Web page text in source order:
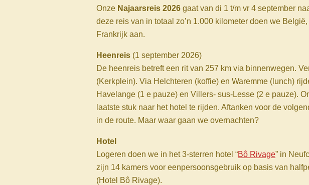
Onze Najaarsreis 2026 gaat van di 1 t/m vr 4 september
deze reis van in totaal zo’n 1.000 kilometer doen we
Frankrijk aan.
Heenreis (1 september 2026)
De heenreis betreft een rit van 257 km via binnenwegen.
(Kerkplein). Via Helchteren (koffie) en Waremme (lunch)
Havelange (1 e pauze) en Villers- sus-Lesse (2 e pauze).
laatste stuk naar het hotel te rijden. Aftanken voor de
in de route. Maar waar gaan we overnachten?
Hotel
Logeren doen we in het 3-sterren hotel “Bô Rivage” in
zijn 14 kamers voor eenpersoonsgebruik op basis van
(Hotel Bô Rivage).